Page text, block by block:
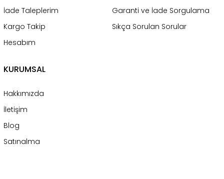
İade Taleplerim
Kargo Takip
Hesabım
Garanti ve İade Sorgulama
Sıkça Sorulan Sorular
KURUMSAL
Hakkımızda
İletişim
Blog
Satınalma